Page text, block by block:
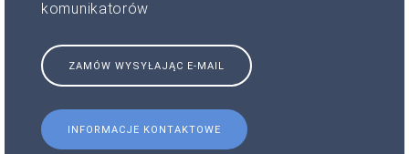
komunikatorów
ZAMÓW WYSYŁAJĄC E-MAIL
INFORMACJE KONTAKTOWE